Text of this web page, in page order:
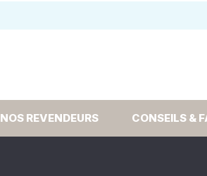
NOS REVENDEURS CONSEILS &